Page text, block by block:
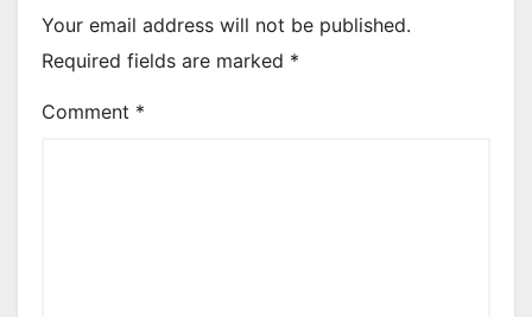
Your email address will not be published.
Required fields are marked *
Comment *